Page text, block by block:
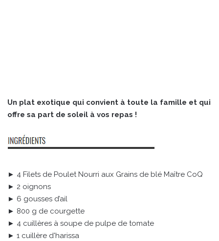
Un plat exotique qui convient à toute la famille et qui
offre sa part de soleil à vos repas !
► 4 Filets de Poulet Nourri aux Grains de blé Maître CoQ
► 2 oignons
► 6 gousses d’ail
► 800 g de courgette
► 4 cuillères à soupe de pulpe de tomate
► 1 cuillère d'harissa